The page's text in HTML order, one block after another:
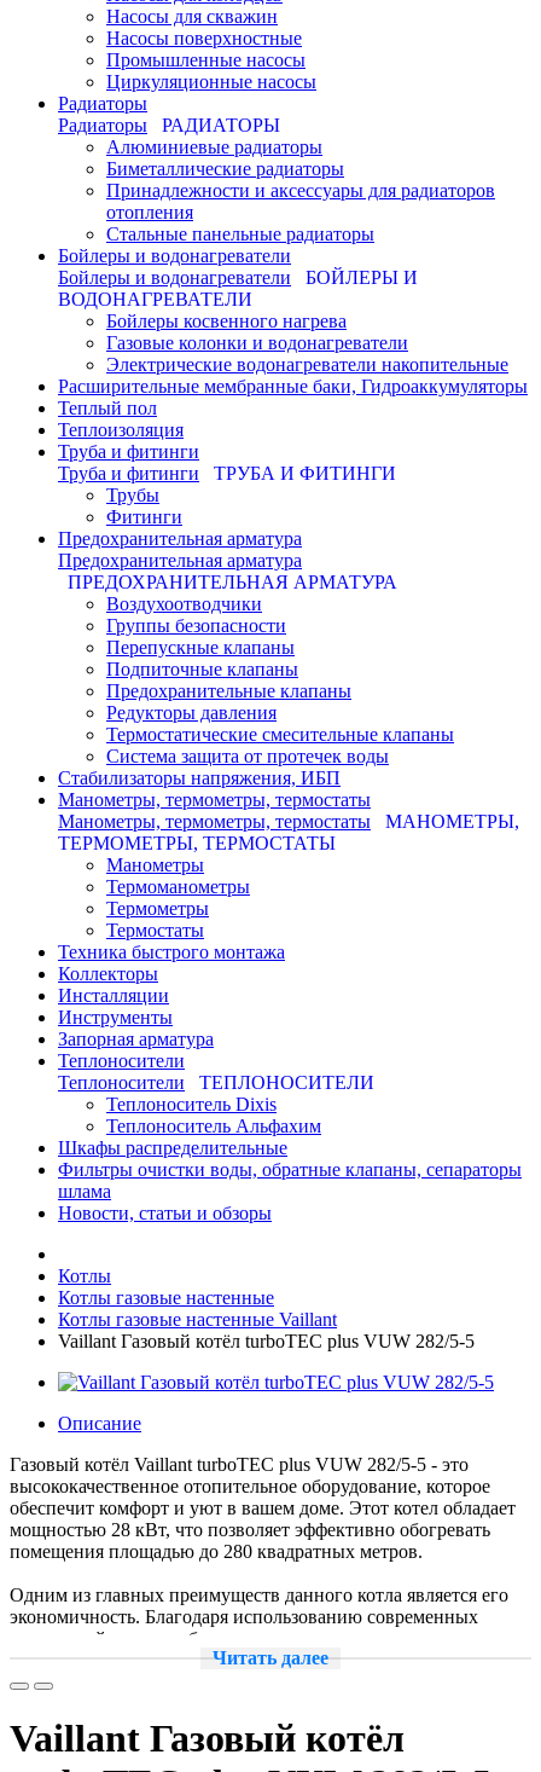
Насосы для скважин
Насосы поверхностные
Промышленные насосы
Циркуляционные насосы
Радиаторы
Радиаторы
РАДИАТОРЫ
Алюминиевые радиаторы
Биметаллические радиаторы
Принадлежности и аксессуары для радиаторов
отопления
Стальные панельные радиаторы
Бойлеры и водонагреватели
Бойлеры и водонагреватели
БОЙЛЕРЫ И
ВОДОНАГРЕВАТЕЛИ
Бойлеры косвенного нагрева
Газовые колонки и водонагреватели
Электрические водонагреватели накопительные
Расширительные мембранные баки, Гидроаккумуляторы
Теплый пол
Теплоизоляция
Труба и фитинги
Труба и фитинги
ТРУБА И ФИТИНГИ
Трубы
Фитинги
Предохранительная арматура
Предохранительная арматура
ПРЕДОХРАНИТЕЛЬНАЯ АРМАТУРА
Воздухоотводчики
Группы безопасности
Перепускные клапаны
Подпиточные клапаны
Предохранительные клапаны
Редукторы давления
Термостатические смесительные клапаны
Система защита от протечек воды
Стабилизаторы напряжения, ИБП
Манометры, термометры, термостаты
Манометры, термометры, термостаты
МАНОМЕТРЫ,
ТЕРМОМЕТРЫ, ТЕРМОСТАТЫ
Манометры
Термоманометры
Термометры
Термостаты
Техника быстрого монтажа
Коллекторы
Инсталляции
Инструменты
Запорная арматура
Теплоносители
Теплоносители
ТЕПЛОНОСИТЕЛИ
Теплоноситель Dixis
Теплоноситель Альфахим
Шкафы распределительные
Фильтры очистки воды, обратные клапаны, сепараторы
шлама
Новости, статьи и обзоры
Котлы
Котлы газовые настенные
Котлы газовые настенные Vaillant
Vaillant Газовый котёл turboTEC plus VUW 282/5-5
Описание
Газовый котёл Vaillant turboTEC plus VUW 282/5-5 - это
высококачественное отопительное оборудование, которое
обеспечит комфорт и уют в вашем доме. Этот котел обладает
мощностью 28 кВт, что позволяет эффективно обогревать
помещения площадью до 280 квадратных метров.
Одним из главных преимуществ данного котла является его
экономичность. Благодаря использованию современных
технологий, он потребляет минимальное количество газа, что
позволяет значительно снизить затраты на отопление.
высокой надежностью и долговечностью. Он изготовлен из
высококачественных материалов, что обеспечивает его
Читать далее
Vaillant Газовый котёл